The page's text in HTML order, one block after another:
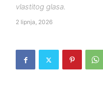
vlastitog glasa.
2 lipnja, 2026